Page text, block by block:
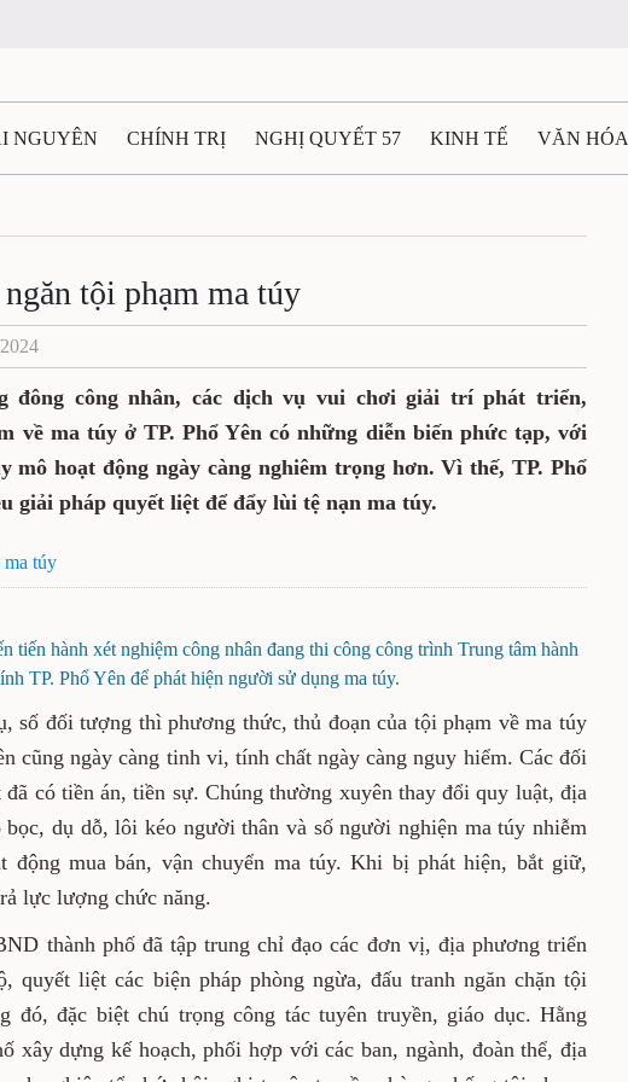
NGUYÊN CHÍNH TRỊ NGHỊ QUYẾT 57 KINH TẾ VĂN HÓA
TẾ TÀI NGUYÊN - MÔI TRƯỜNG
VĂN NGHỆ THÁI NGUYÊN
ngăn tội phạm ma túy
đông công nhân, các dịch vụ vui chơi giải trí phát triển,
về ma túy ở TP. Phổ Yên có những diễn biến phức tạp, với
mô hoạt động ngày càng nghiêm trọng hơn. Vì thế, TP. Phổ
giải pháp quyết liệt để đẩy lùi tệ nạn ma túy.
ma túy
tiến hành xét nghiệm công nhân đang thi công công trình Trung tâm hành
TP. Phổ Yên để phát hiện người sử dụng ma túy.
số đối tượng thì phương thức, thủ đoạn của tội phạm về ma túy
cũng ngày càng tinh vi, tính chất ngày càng nguy hiểm. Các đối
có tiền án, tiền sự. Chúng thường xuyên thay đổi quy luật, địa
bọc, dụ dỗ, lôi kéo người thân và số người nghiện ma túy nhiễm
động mua bán, vận chuyển ma túy. Khi bị phát hiện, bắt giữ,
lực lượng chức năng.
thành phố đã tập trung chỉ đạo các đơn vị, địa phương triển
quyết liệt các biện pháp phòng ngừa, đấu tranh ngăn chặn tội
đó, đặc biệt chú trọng công tác tuyên truyền, giáo dục. Hằng
xây dựng kế hoạch, phối hợp với các ban, ngành, đoàn thể, địa